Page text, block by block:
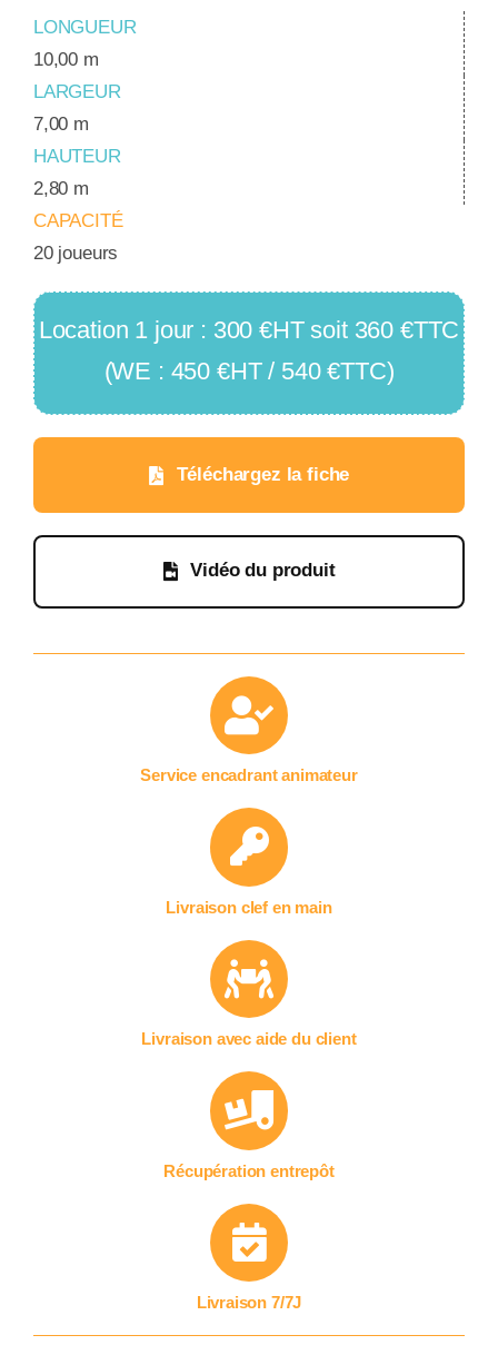
LONGUEUR
10,00 m
LARGEUR
7,00 m
HAUTEUR
2,80 m
CAPACITÉ
20 joueurs
Location 1 jour : 300 €HT soit 360 €TTC
(WE : 450 €HT / 540 €TTC)
Téléchargez la fiche
Vidéo du produit
Service encadrant animateur
Livraison clef en main
Livraison avec aide du client
Récupération entrepôt
Livraison 7/7J